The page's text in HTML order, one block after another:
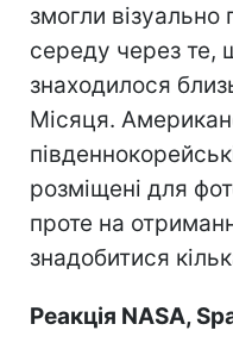
змогли візуально
середу через те,
знаходилося
Місяця.
розміщені для
проте на
знадобитися
Реакція NASA,